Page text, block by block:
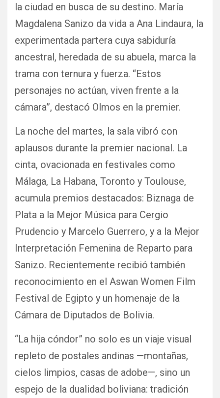
la ciudad en busca de su destino. María
Magdalena Sanizo da vida a Ana Lindaura, la
experimentada partera cuya sabiduría
ancestral, heredada de su abuela, marca la
trama con ternura y fuerza. “Estos
personajes no actúan, viven frente a la
cámara”, destacó Olmos en la premier.
La noche del martes, la sala vibró con
aplausos durante la premier nacional. La
cinta, ovacionada en festivales como
Málaga, La Habana, Toronto y Toulouse,
acumula premios destacados: Biznaga de
Plata a la Mejor Música para Cergio
Prudencio y Marcelo Guerrero, y a la Mejor
Interpretación Femenina de Reparto para
Sanizo. Recientemente recibió también
reconocimiento en el Aswan Women Film
Festival de Egipto y un homenaje de la
Cámara de Diputados de Bolivia.
“La hija cóndor” no solo es un viaje visual
repleto de postales andinas —montañas,
cielos limpios, casas de adobe—, sino un
espejo de la dualidad boliviana: tradición